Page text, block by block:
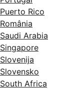
Puerto Rico
România
Saudi Arabia
Singapore
Slovenija
Slovensko
South Africa